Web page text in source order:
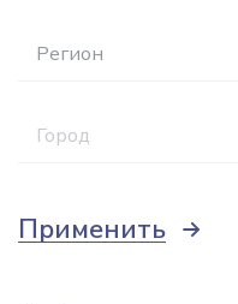
Регион
Город
Применить